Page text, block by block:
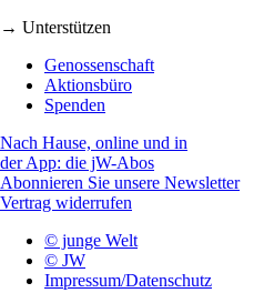
→ Unterstützen
Genossenschaft
Aktionsbüro
Spenden
Nach Hause, online und in
der App: die jW-Abos
Abonnieren Sie unsere Newsletter
Vertrag widerrufen
© junge Welt
© JW
Impressum/Datenschutz